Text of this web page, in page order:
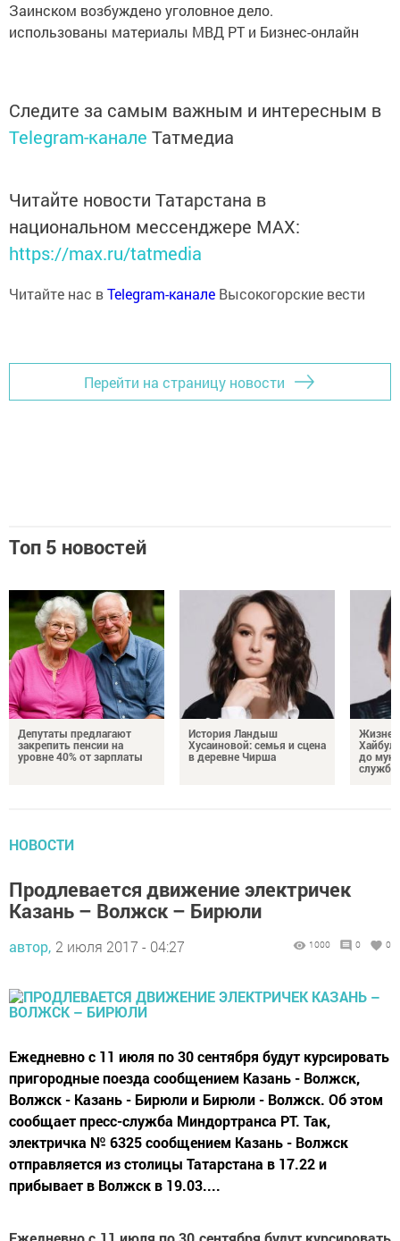
Заинском возбуждено уголовное дело.
использованы материалы МВД РТ и Бизнес-онлайн
Следите за самым важным и интересным в
Telegram-канале Татмедиа
Читайте новости Татарстана в
национальном мессенджере MАХ:
https://max.ru/tatmedia
Читайте нас вTelegram-канале Высокогорские вести
Перейти на страницу новости
Топ 5 новостей
Депутаты предлагают
закрепить пенсии на
уровне 40% от зарплаты
История Ландыш
Хусаиновой: семья и сцена
в деревне Чирша
до
службы
НОВОСТИ
Продлевается движение электричек
Казань – Волжск – Бирюли
автор, 2 июля 2017 - 04:27 1000 0 0
Ежедневно с 11 июля по 30 сентября будут курсировать
пригородные поезда сообщением Казань - Волжск,
Волжск - Казань - Бирюли и Бирюли - Волжск. Об этом
сообщает пресс-служба Миндортранса РТ. Так,
электричка № 6325 сообщением Казань - Волжск
отправляется из столицы Татарстана в 17.22 и
прибывает в Волжск в 19.03....